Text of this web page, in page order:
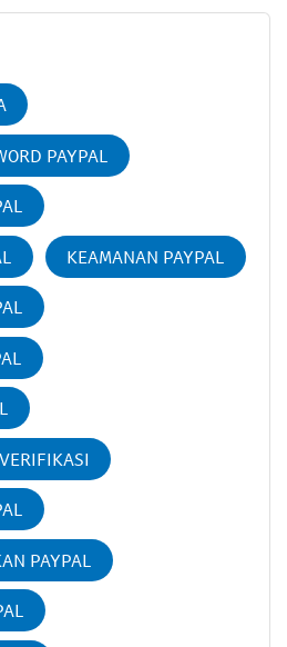
PAYPAL
KEAMANAN PAYPAL
PAYPAL